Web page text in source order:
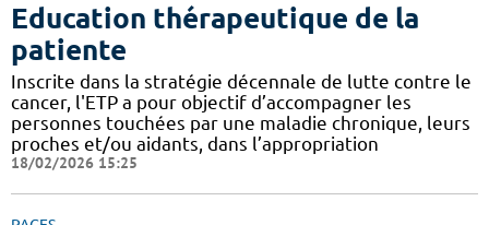
Education thérapeutique de la
patiente
Inscrite dans la stratégie décennale de lutte contre le
cancer, l'ETP a pour objectif d’accompagner les
personnes touchées par une maladie chronique, leurs
proches et/ou aidants, dans l’appropriation
18/02/2026 15:25